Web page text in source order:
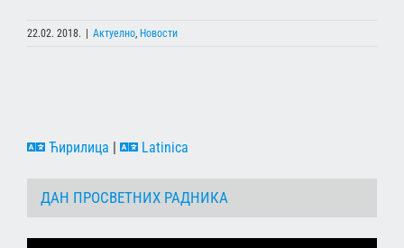
22.02. 2018. | Актуелно Новости
Ћирилица | Latinica
ДАН ПРОСВЕТНИХ РАДНИКА